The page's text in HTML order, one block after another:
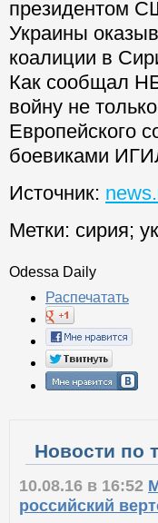
президентом
Украины
коалиции в
Как сообщал
войну не
Европейского
боевиками
Источник:
Метки: сирия;
Odessa Daily
Распечатать
Новости по
10.08.16 в 16:52
российский